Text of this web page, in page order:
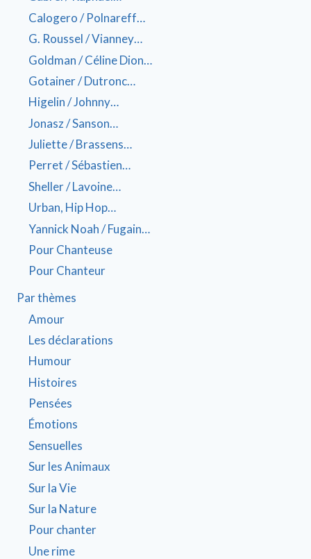
Calogero / Polnareff…
G. Roussel / Vianney…
Goldman / Céline Dion…
Gotainer / Dutronc…
Higelin / Johnny…
Jonasz / Sanson…
Juliette / Brassens…
Perret / Sébastien…
Sheller / Lavoine…
Urban, Hip Hop…
Yannick Noah / Fugain…
Pour Chanteuse
Pour Chanteur
Par thèmes
Amour
Les déclarations
Humour
Histoires
Pensées
Émotions
Sensuelles
Sur les Animaux
Sur la Vie
Sur la Nature
Pour chanter
Une rime